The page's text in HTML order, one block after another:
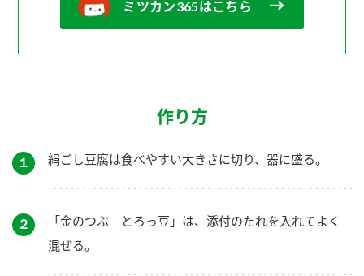
ミツカン365はこちら
作り方
１ 絹ごし豆腐は食べやすい大きさに切り、器に盛る。
２
「金のつぶ とろっ豆」は、添付のたれを入れてよく
混ぜる。